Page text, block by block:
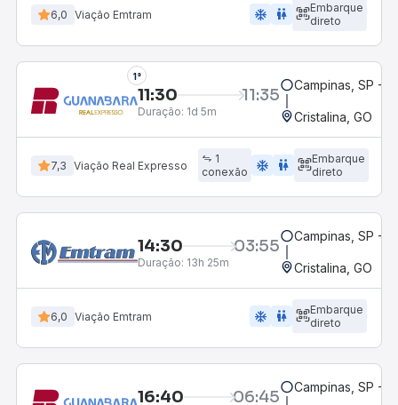
6,0 Viação Emtram ac_unit wc
Embarque
direto
1°
11:30 11:35
Duração: 1d 5m
Campinas, SP -
Cristalina, GO
7,3 Viação Real Expresso
1
conexão
ac_unit wc
Embarque
direto
14:30 03:55
Duração: 13h 25m
Campinas, SP -
Cristalina, GO
6,0 Viação Emtram ac_unit wc
Embarque
direto
16:40 06:45 Campinas, SP -